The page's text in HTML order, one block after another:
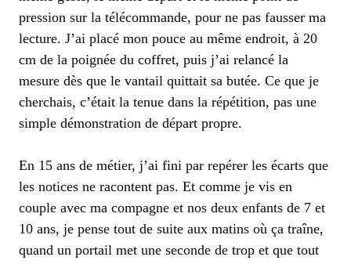
pression sur la télécommande, pour ne pas fausser ma
lecture. J’ai placé mon pouce au même endroit, à 20
cm de la poignée du coffret, puis j’ai relancé la
mesure dès que le vantail quittait sa butée. Ce que je
cherchais, c’était la tenue dans la répétition, pas une
simple démonstration de départ propre.
En 15 ans de métier, j’ai fini par repérer les écarts que
les notices ne racontent pas. Et comme je vis en
couple avec ma compagne et nos deux enfants de 7 et
10 ans, je pense tout de suite aux matins où ça traîne,
quand un portail met une seconde de trop et que tout